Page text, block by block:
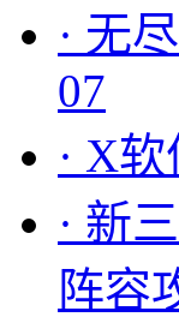
· 无
07
· X软
· 新
阵容